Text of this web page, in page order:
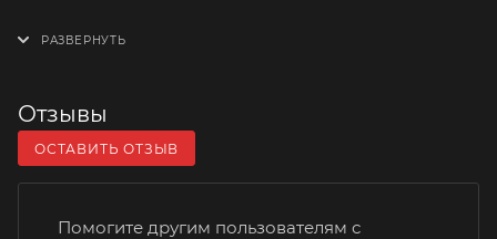
Отзывы
ОСТАВИТЬ ОТЗЫВ
Помогите другим пользователям с